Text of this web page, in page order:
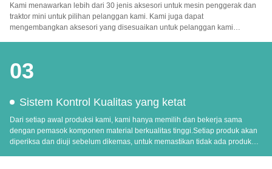
Kami menawarkan lebih dari 30 jenis aksesori untuk mesin penggerak dan
traktor mini untuk pilihan pelanggan kami. Kami juga dapat
mengembangkan aksesori yang disesuaikan untuk pelanggan kami
03
Sistem Kontrol Kualitas yang ketat
Dari setiap awal produksi kami, kami hanya memilih dan bekerja sama
dengan pemasok komponen material berkualitas tinggi.Setiap produk akan
diperiksa dan diuji sebelum dikemas, untuk memastikan tidak ada produk